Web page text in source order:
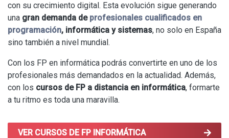
con su crecimiento digital. Esta evolución sigue generando
una gran demanda de profesionales cualificados en
programación, informática y sistemas, no solo en España
sino también a nivel mundial.
Con los FP en informática podrás convertirte en uno de los
profesionales más demandados en la actualidad. Además,
con los cursos de FP a distancia en informática, formarte
a tu ritmo es toda una maravilla.
VER CURSOS DE FP INFORMÁTICA